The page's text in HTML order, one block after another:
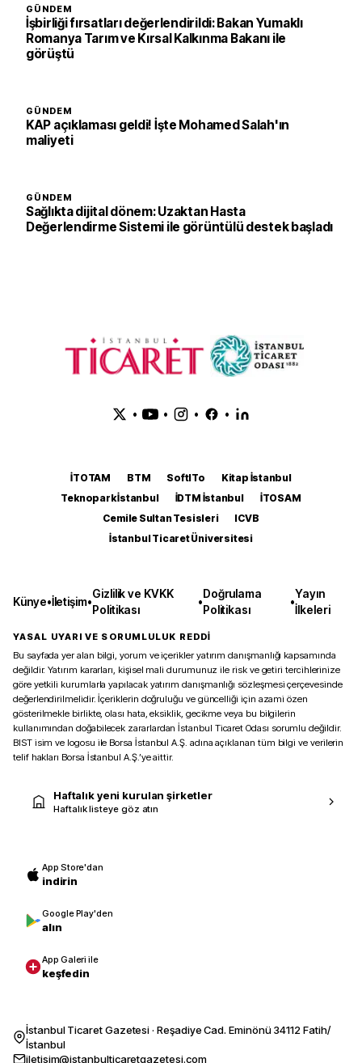
GÜNDEM
İşbirliği fırsatları değerlendirildi: Bakan Yumaklı
Romanya Tarım ve Kırsal Kalkınma Bakanı ile
görüştü
GÜNDEM
KAP açıklaması geldi! İşte Mohamed Salah'ın
maliyeti
GÜNDEM
Sağlıkta dijital dönem: Uzaktan Hasta
Değerlendirme Sistemi ile görüntülü destek başladı
• • • •
İTOTAM BTM SoftITo
Kitap İstanbul
Teknopark İstanbul
İDTM İstanbul
İTOSAM
Cemile Sultan Tesisleri
ICVB
İstanbul Ticaret Üniversitesi
Künye•İletişim•
Gizlilik ve KVKK
Politikası
•
Doğrulama
Politikası
•
Yayın
İlkeleri
YASAL UYARI VE SORUMLULUK REDDİ
Bu sayfada yer alan bilgi, yorum ve içerikler yatırım danışmanlığı kapsamında
değildir. Yatırım kararları, kişisel mali durumunuz ile risk ve getiri tercihlerinize
göre yetkili kurumlarla yapılacak yatırım danışmanlığı sözleşmesi çerçevesinde
değerlendirilmelidir. İçeriklerin doğruluğu ve güncelliği için azami özen
gösterilmekle birlikte, olası hata, eksiklik, gecikme veya bu bilgilerin
kullanımından doğabilecek zararlardan İstanbul Ticaret Odası sorumlu değildir.
BIST isim ve logosu ile Borsa İstanbul A.Ş. adına açıklanan tüm bilgi ve verilerin
telif hakları Borsa İstanbul A.Ş.’ye aittir.
Haftalık yeni kurulan şirketler
Haftalık listeye göz atın
App Store'dan
indirin
Google Play'den
alın
App Galeri ile
keşfedin
İstanbul Ticaret Gazetesi · Reşadiye Cad. Eminönü 34112 Fatih/
İstanbul
iletisim@istanbulticaretgazetesi.com